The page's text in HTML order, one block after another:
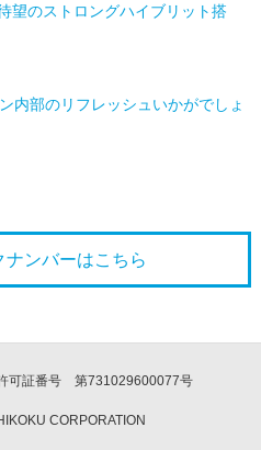
望のストロングハイブリット搭
内部のリフレッシュいかがでしょ
ナンバーはこちら
可証番号 第731029600077号
CORPORATION